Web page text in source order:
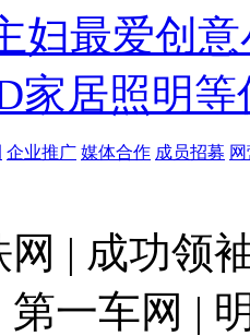
妇最爱创
家居照明等
企业推广 媒体合作 成员招募
| 成功领
一车网 |